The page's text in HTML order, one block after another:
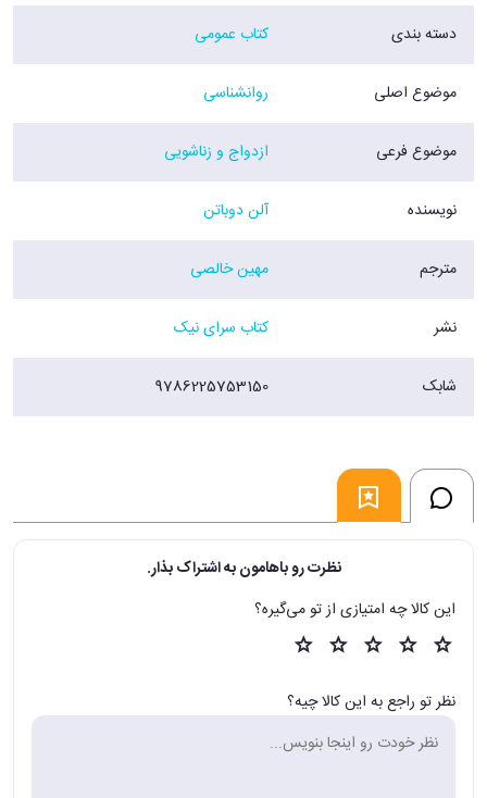
دسته بندی کتاب عمومی
موضوع اصلی روانشناسی
موضوع فرعی ازدواج و زناشویی
نویسنده آلن دوباتن
مترجم مهین خالصی
نشر کتاب سرای نیک
شابک 9786225753150
نظرت رو باهامون به اشتراک بذار.
این کالا چه امتیازی از تو می‌گیره؟
نظر تو راجع به این کالا چیه؟